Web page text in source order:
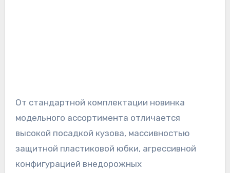
От стандартной комплектации новинка
модельного ассортимента отличается
высокой посадкой кузова, массивностью
защитной пластиковой юбки, агрессивной
конфигурацией внедорожных